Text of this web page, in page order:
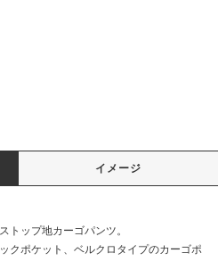
イメージ
トップ地カーゴパンツ。
クポケット、ベルクロタイプのカーゴポ